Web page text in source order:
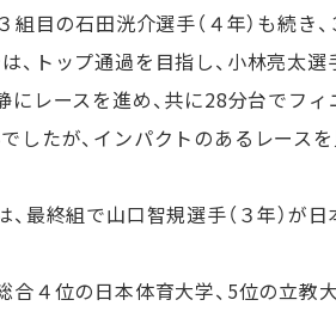
３組目の石田洸介選手（４年）も続
、トップ通過を目指し、小林亮太選
にレースを進め、共に28分台でフ
したが、インパクトのあるレース
、最終組で山口智規選手（３年）が
合４位の日本体育大学、5位の立